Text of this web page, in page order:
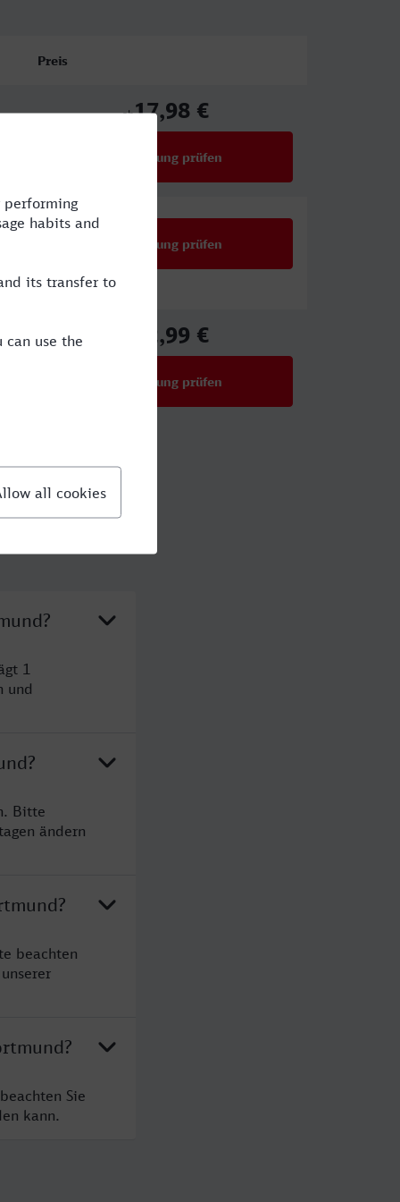
Preis
ab17,98 €
Verbindung prüfen
Verbindung prüfen
22,99 €
Verbindung prüfen
1
und
Bitte
ändern
beachten
Sie
kann.